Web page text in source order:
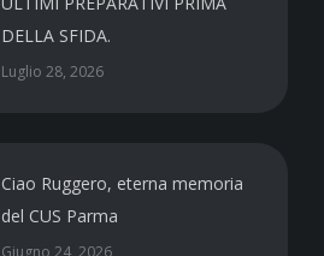
DELLA SFIDA.
Luglio 28, 2026
Ciao Ruggero, eterna memoria
del CUS Parma
Giugno 24, 2026